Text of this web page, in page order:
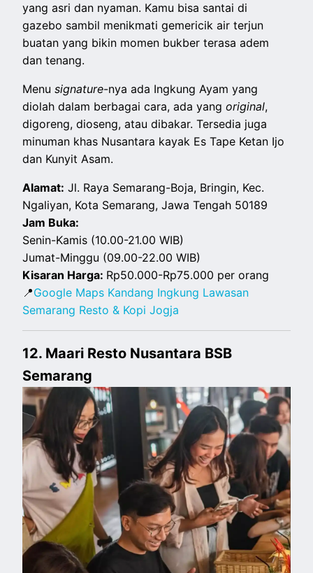
yang asri dan nyaman. Kamu bisa santai di
gazebo sambil menikmati gemericik air terjun
buatan yang bikin momen bukber terasa adem
dan tenang.
Menusignature-nya ada Ingkung Ayam yang
diolah dalam berbagai cara, ada yangoriginal,
digoreng, dioseng, atau dibakar. Tersedia juga
minuman khas Nusantara kayak Es Tape Ketan Ijo
dan Kunyit Asam.
Alamat: Jl. Raya Semarang-Boja, Bringin, Kec.
Ngaliyan, Kota Semarang, Jawa Tengah 50189
Jam Buka:
Senin-Kamis (10.00-21.00 WIB)
Jumat-Minggu (09.00-22.00 WIB)
Kisaran Harga: Rp50.000-Rp75.000 per orang
📍Google Maps Kandang Ingkung Lawasan
Semarang Resto & Kopi Jogja
12. Maari Resto Nusantara BSB
Semarang